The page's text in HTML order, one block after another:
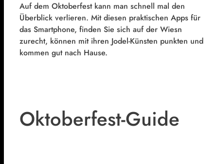
Auf dem Oktoberfest kann man schnell mal den
Überblick verlieren. Mit diesen praktischen Apps für
das Smartphone, finden Sie sich auf der Wiesn
zurecht, können mit ihren Jodel-Künsten punkten und
kommen gut nach Hause.
Oktoberfest-Guide